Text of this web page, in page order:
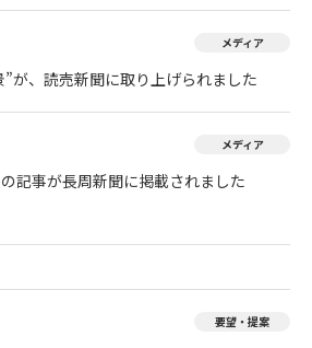
メディア
が、読売新聞に取り上げられました
メディア
記事が長周新聞に掲載されました
要望・提案